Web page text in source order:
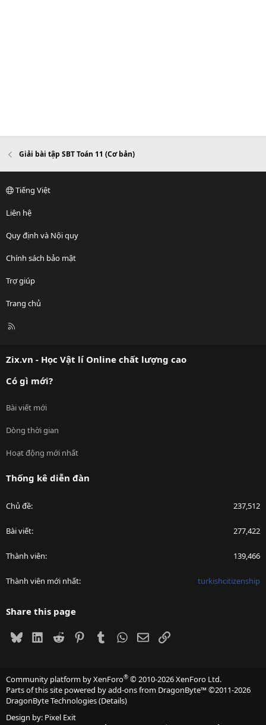
Giải bài tập SBT Toán 11 (Cơ bản)
Tiếng Việt
Liên hệ
Quy định và Nội quy
Chính sách bảo mật
Trợ giúp
Trang chủ
R
Zix.vn - Học Vật lí Online chất lượng cao
Có gì mới?
Bài viết mới
Dòng thời gian
Hoạt động mới nhất
Thống kê diễn đàn
Chủ đề 237,512
Bài viết 277,422
Thành viên 139,466
Thành viên mới nhất turkishcitizenship
Share this page
BlueskyLinkedIn
Reddit PinterestTumblrWhatsApp
EmailLink
Community platform by XenForo® © 2010-2026 XenForo Ltd.
Parts of this site powered byadd-ons from DragonByte™©2011-2026
DragonByte Technologies(Details)
Design by: Pixel Exit